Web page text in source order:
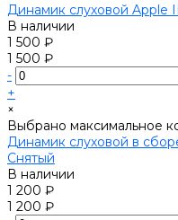
Динамик слуховой Apple
В наличии
1 500 ₽
1 500 ₽
-
+
×
Выбрано максимальное
Динамик слуховой в
Снятый
В наличии
1 200 ₽
1 200 ₽